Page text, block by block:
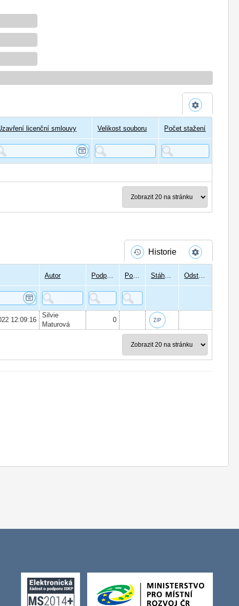
licenční smlouvy Velikost souboru Počet stažení
Historie
Autor Podpisů Podepsal Stáhnout Odstranit
12:09:16
Silvie
Maturová
0